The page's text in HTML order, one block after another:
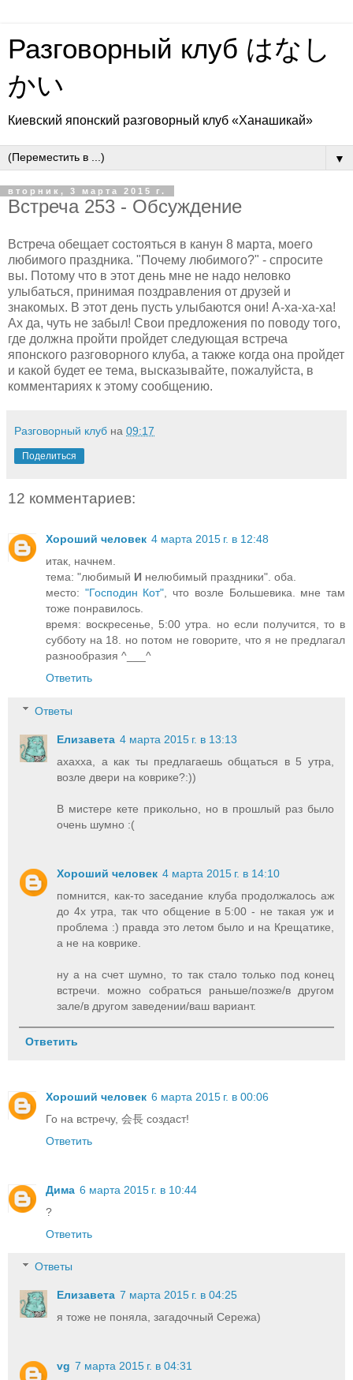
Разговорный клуб はなし
かい
Киевский японский разговорный клуб «Ханашикай»
▼
вторник, 3 марта 2015 г.
Встреча 253 - Обсуждение
Встреча обещает состояться в канун 8 марта, моего
любимого праздника. "Почему любимого?" - спросите
вы. Потому что в этот день мне не надо неловко
улыбаться, принимая поздравления от друзей и
знакомых. В этот день пусть улыбаются они! А-ха-ха-ха!
Ах да, чуть не забыл! Свои предложения по поводу того,
где должна пройти пройдет следующая встреча
японского разговорного клуба, а также когда она пройдет
и какой будет ее тема, высказывайте, пожалуйста, в
комментариях к этому сообщению.
Разговорный клуб на 09:17
Поделиться
12 комментариев:
Хороший человек 4 марта 2015 г. в 12:48
итак, начнем.
тема: "любимый И нелюбимый праздники". оба.
место: "Господин Кот" , что возле Большевика. мне там
тоже понравилось.
время: воскресенье, 5:00 утра. но если получится, то в
субботу на 18. но потом не говорите, что я не предлагал
разнообразия ^___^
Ответить
Ответы
Елизавета 4 марта 2015 г. в 13:13
ахахха, а как ты предлагаешь общаться в 5 утра,
возле двери на коврике?:))
В мистере кете прикольно, но в прошлый раз было
очень шумно :(
Хороший человек 4 марта 2015 г. в 14:10
помнится, как-то заседание клуба продолжалось аж
до 4х утра, так что общение в 5:00 - не такая уж и
проблема :) правда это летом было и на Крещатике,
а не на коврике.
ну а на счет шумно, то так стало только под конец
встречи. можно собраться раньше/позже/в другом
зале/в другом заведении/ваш вариант.
Ответить
Хороший человек 6 марта 2015 г. в 00:06
Го на встречу, 会長 создаст!
Ответить
Дима 6 марта 2015 г. в 10:44
?
Ответить
Ответы
Елизавета 7 марта 2015 г. в 04:25
я тоже не поняла, загадочный Сережа)
vg 7 марта 2015 г. в 04:31